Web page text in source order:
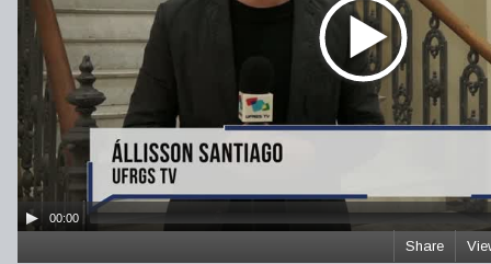
00:00
Share